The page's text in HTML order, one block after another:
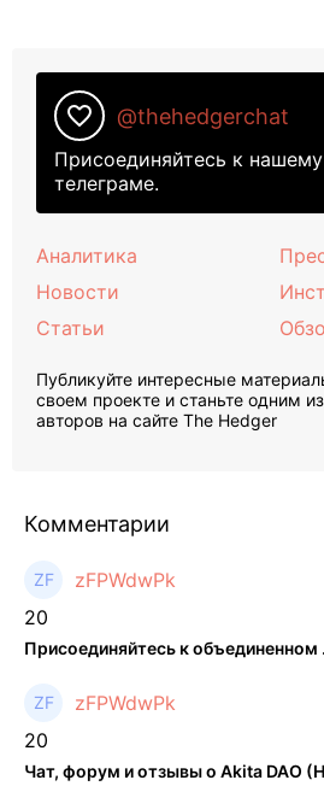
favorite_border @thehedgerchat
Присоединяйтесь к
телеграме.
Аналитика
Новости
Статьи
Публикуйте интересные
своем проекте и станьте одним
авторов на сайте The Hedger
Комментарии
zFPWdwPk
20
Присоединяйтесь к объединенном
zFPWdwPk
20
Чат, форум и отзывы о Akita DAO